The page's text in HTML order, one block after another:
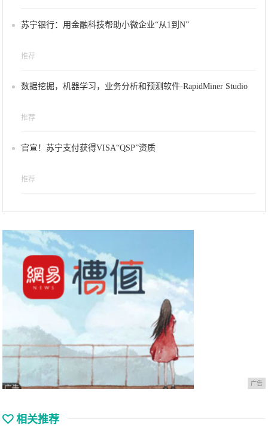
苏宁银行：用金融科技帮助小微企业“从1到N”
推荐
数据挖掘，机器学习，业务分析和预测软件-RapidMiner Studio
推荐
官宣！苏宁支付获得VISA“QSP”资质
推荐
广告
相关推荐